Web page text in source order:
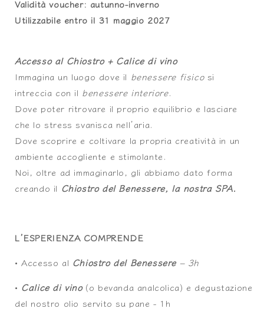
Validità voucher: autunno-inverno
Utilizzabile entro il 31 maggio 2027
Accesso al Chiostro + Calice di vino
Immagina un luogo dove il benessere fisicosi
intreccia con il benessere interiore.
Dove poter ritrovare il proprio equilibrio e lasciare
che lo stress svanisca nell’aria.
Dove scoprire e coltivare la propria creatività in un
ambiente accogliente e stimolante.
Noi, oltre ad immaginarlo, gli abbiamo dato forma
creando il Chiostro del Benessere, la nostra SPA.
L’ESPERIENZA COMPRENDE
• Accesso al Chiostro del Benessere– 3h
• Calice di vino(o bevanda analcolica) e degustazione
del nostro olio servito su pane - 1h